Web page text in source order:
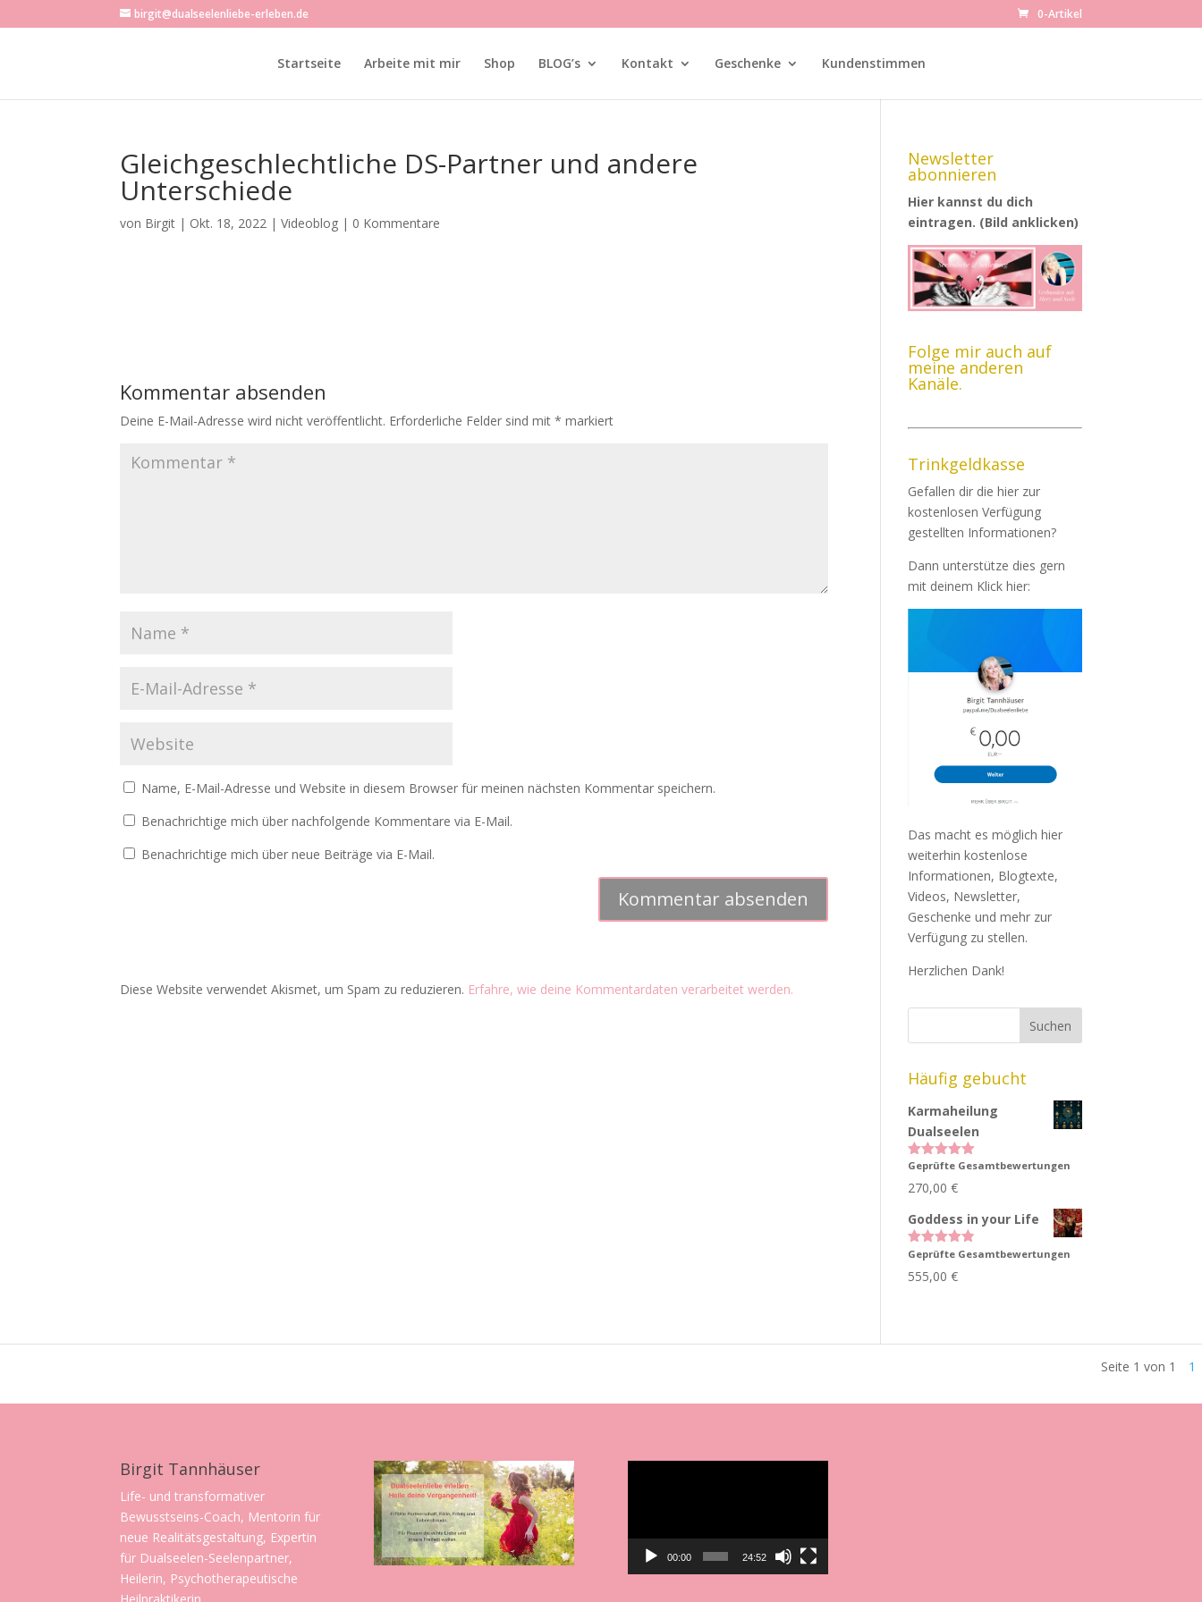
birgit@dualseelenliebe-erleben.de 0-Artikel
Startseite Arbeite mit mir Shop BLOG’s Kontakt Geschenke Kundenstimmen
Gleichgeschlechtliche DS-Partner und andere
Unterschiede
von Birgit | Okt. 18, 2022 |Videoblog | 0 Kommentare
Kommentar absenden
Deine E-Mail-Adresse wird nicht veröffentlicht. Erforderliche Felder sind mit* markiert
Name, E-Mail-Adresse und Website in diesem Browser für meinen nächsten Kommentar speichern.
Benachrichtige mich über nachfolgende Kommentare via E-Mail.
Benachrichtige mich über neue Beiträge via E-Mail.
Diese Website verwendet Akismet, um Spam zu reduzieren. Erfahre, wie deine Kommentardaten verarbeitet werden.
Newsletter
abonnieren
Hier kannst du dich
eintragen. (Bild anklicken)
Folge mir auch auf
meine anderen
Kanäle.
Trinkgeldkasse
Gefallen dir die hier zur
kostenlosen Verfügung
gestellten Informationen?
Dann unterstütze dies gern
mit deinem Klick hier:
Das macht es möglich hier
weiterhin kostenlose
Informationen, Blogtexte,
Videos, Newsletter,
Geschenke und mehr zur
Verfügung zu stellen.
Herzlichen Dank!
Häufig gebucht
Karmaheilung
Dualseelen
Bewertet
von 5
Geprüfte Gesamtbewertungen
270,00€
Goddess in your Life
Bewertet
von 5
Geprüfte Gesamtbewertungen
555,00€
Seite 1 von 1 1
Birgit Tannhäuser
Life- und transformativer
Bewusstseins-Coach, Mentorin für
neue Realitätsgestaltung, Expertin
für Dualseelen-Seelenpartner,
Heilerin, Psychotherapeutische
00:00 24:52